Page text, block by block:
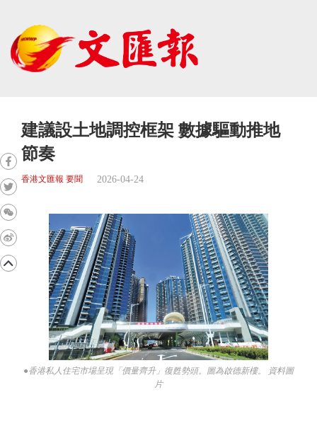
建議設土地調控框架 數據驅動推地
節奏
香港文匯報 要聞 2026-04-24
●香港私人住宅市場呈現「價量齊升」復甦勢頭。圖為啟德新樓。 資料圖
片